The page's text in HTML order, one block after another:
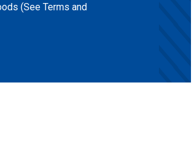
(See Terms and